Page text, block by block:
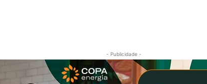
- Publicidade -